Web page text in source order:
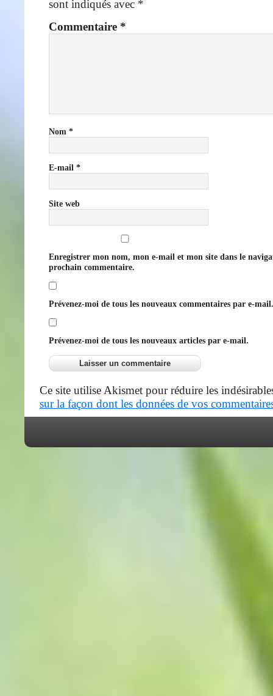
sont indiqués avec *
Commentaire *
Nom *
E-mail *
Site web
Enregistrer mon nom, mon e-mail et mon site dans le
prochain commentaire.
Prévenez-moi de tous les nouveaux commentaires par e-mail.
Prévenez-moi de tous les nouveaux articles par e-mail.
Ce site utilise Akismet pour réduire les
sur la façon dont les données de vos